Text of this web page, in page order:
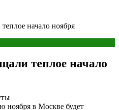
начало ноября
теплое начало
ноября в Москве будет